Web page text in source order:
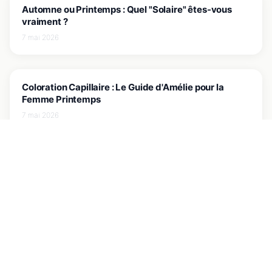
JE COMPRENDS MA COULEUR
Automne ou Printemps : Quel "Solaire" êtes-vous
vraiment ?
7 mai 2026
JE COMPRENDS MA COULEUR
Coloration Capillaire : Le Guide d'Amélie pour la
Femme Printemps
7 mai 2026